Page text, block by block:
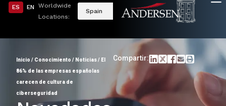
ES EN
Worldwide
Locations:
Spain
Inicio / Conocimiento / Noticias/ El
86% de las empresas españolas
carecen de cultura de
ciberseguridad
Compartir: